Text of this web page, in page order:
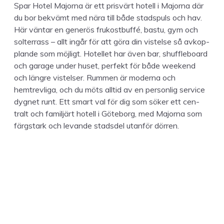
Spar Hotel Major­na är ett prisvärt hotell i Major­na där
du bor bekvämt med nära till både stad­spuls och hav.
Här vän­tar en gen­erös frukost­buf­fé, bas­tu, gym och
solter­rass – allt ingår för att göra din vis­telse så avkop­
p­lande som möjligt. Hotel­let har även bar, shuf­fle­board
och garage under huset, per­fekt för både week­end
och län­gre vis­telser. Rum­men är mod­er­na och
hemtrevli­ga, och du möts alltid av en per­son­lig ser­vice
dygnet runt. Ett smart val för dig som sök­er ett cen­
tralt och familjärt hotell i Göte­borg, med Major­na som
färgstark och levande stads­del utan­för dörren.